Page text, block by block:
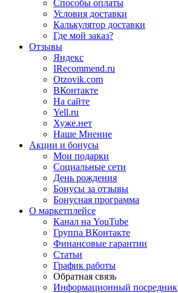
Способы оплаты
Условия доставки
Калькулятор доставки
Где мой заказ?
Отзывы
Яндекс
IRecommend.ru
Otzovik.com
ВКонтакте
На сайте
Yell.ru
Хуже.нет
Наше Мнение
Акции и бонусы
Мои подарки
Социальные сети
День рождения
Бонусы за отзывы
Бонусная программа
О маркетплейсе
Канал на YouTube
Группа ВКонтакте
Финансовые гарантии
Статьи
График работы
Обратная связь
Информационный посредник